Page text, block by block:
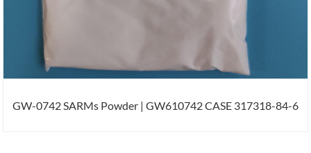
GW-0742 SARMs Powder | GW610742 CASE 317318-84-6